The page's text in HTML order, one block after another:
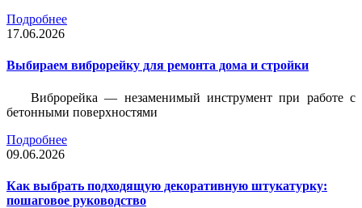
Подробнее
17.06.2026
Выбираем виброрейку для ремонта дома и стройки
Виброрейка — незаменимый инструмент при работе с
бетонными поверхностями
Подробнее
09.06.2026
Как выбрать подходящую декоративную штукатурку:
пошаговое руководство